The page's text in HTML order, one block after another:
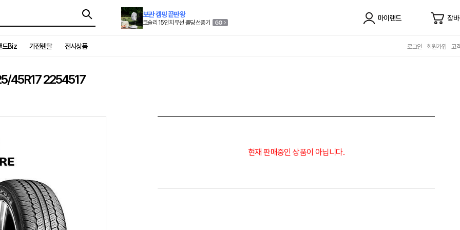
보관 캠핑 끝판왕
코슬리 15인치 무선 폴딩 선풍기
마이랜드 장
드Biz 가전렌탈 전시상품 로그인 회원가입 고
45R17 2254517
현재 판매중인 상품이 아닙니다.